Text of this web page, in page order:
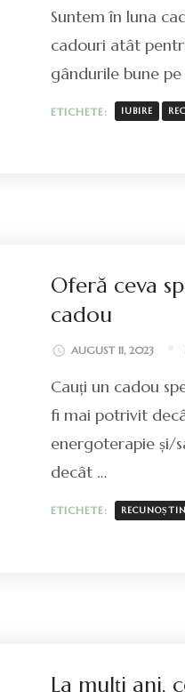
Suntem în luna
cadouri atât
gândurile bune
ETICHETE: IUBIRE
Oferă ceva
cadou
AUGUST 11, 2023
Cauți un cadou
fi mai potrivit
energoterapie și/
decât …
ETICHETE:
La mulți ani,